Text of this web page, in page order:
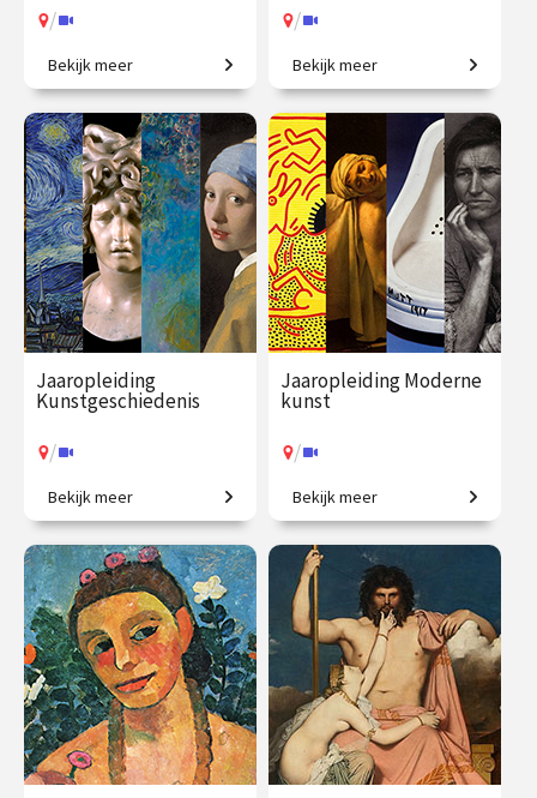
/
Een geweldig aanbod aan
hedendaagse kunst.
€ 35.00
vanaf 17
aug.
/ Op locatie of online
Bekijk meer
/
Beeldbetekenis in de kunst.
€ 345.00
vanaf 22
sep.
/ Op locatie of online
Bekijk meer
Jaaropleiding
Kunstgeschiedenis
/
Het colloquium
kunstgeschiedenis, in één
jaar. Een uitgebreid
chronologisch overzicht.
€ 1225.00
vanaf 23
sep.
/ Op locatie of online
Bekijk meer
Jaaropleiding Moderne
kunst
/
Is dit kunst? Zo ja, waarom?
€ 1059.00
vanaf 5
okt.
/ Op locatie of online
Bekijk meer